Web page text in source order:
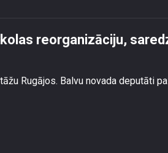
reorganizāciju,
Rugājos. Balvu novada deputāti